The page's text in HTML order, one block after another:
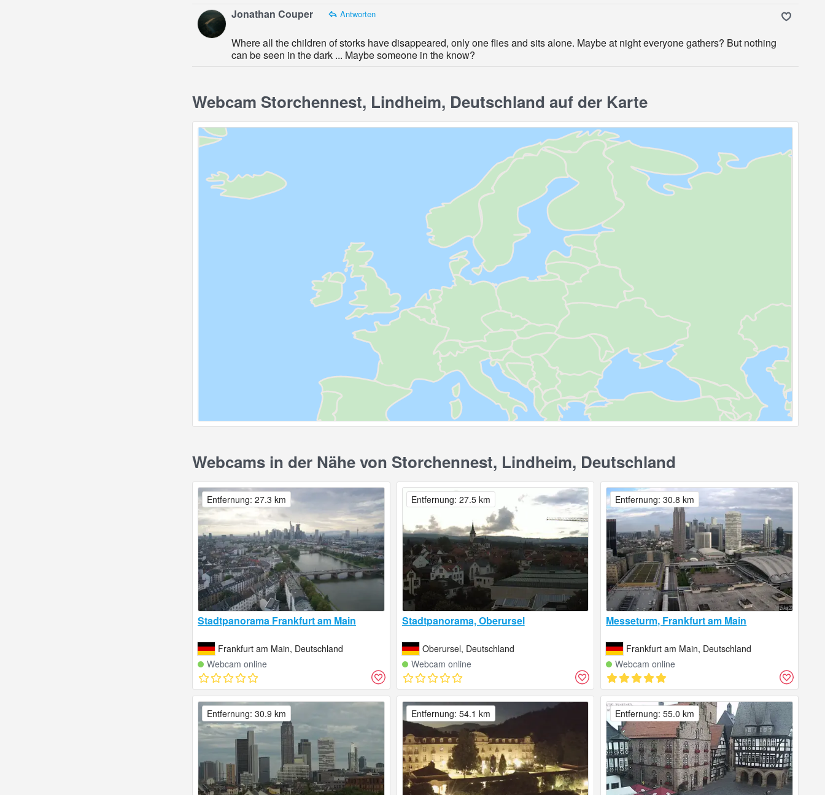
Jonathan Couper
Antworten
Where all the children of storks have disappeared, only one flies and sits alone. Maybe at night everyone gathers? But nothing
can be seen in the dark ... Maybe someone in the know?
Webcam Storchennest, Lindheim, Deutschland auf der Karte
Webcams in der Nähe von Storchennest, Lindheim, Deutschland
Stadtpanorama Frankfurt am Main
Frankfurt am Main, Deutschland
Webcam online
Entfernung: 27.3 km
Stadtpanorama, Oberursel
Oberursel, Deutschland
Webcam online
Entfernung: 27.5 km
Messeturm, Frankfurt am Main
Frankfurt am Main, Deutschland
Webcam online
Entfernung: 30.8 km
Entfernung: 30.9 km Entfernung: 54.1 km Entfernung: 55.0 km